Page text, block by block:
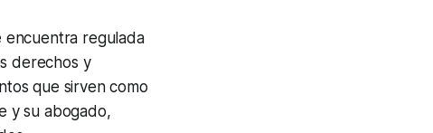
encuentra regulada
derechos y
que sirven como
y su abogado,